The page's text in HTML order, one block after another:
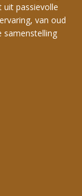
uit passievolle
van oud
samenstelling